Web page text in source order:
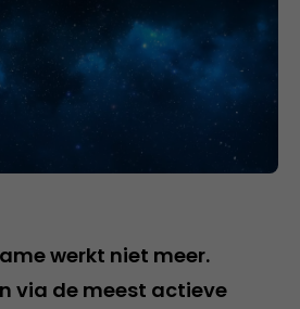
werkt niet meer.
via de meest actieve